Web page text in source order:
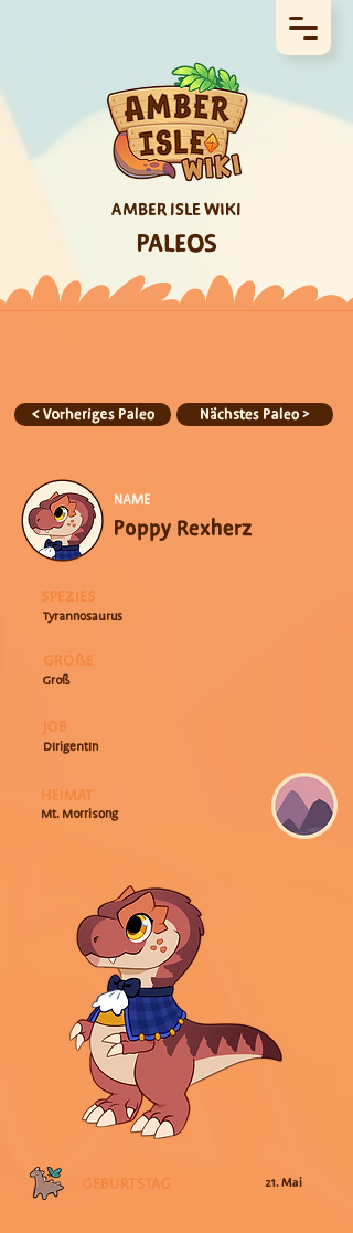
AMBER ISLE WIKI
PALEOS
< Vorheriges Paleo Nächstes Paleo >
NAME
Poppy Rexherz
SPEZIES
Tyrannosaurus
GRÖßE
Groß
JOB
Dirigentin
HEIMAT
Mt. Morrisong
GEBURTSTAG 21. Mai